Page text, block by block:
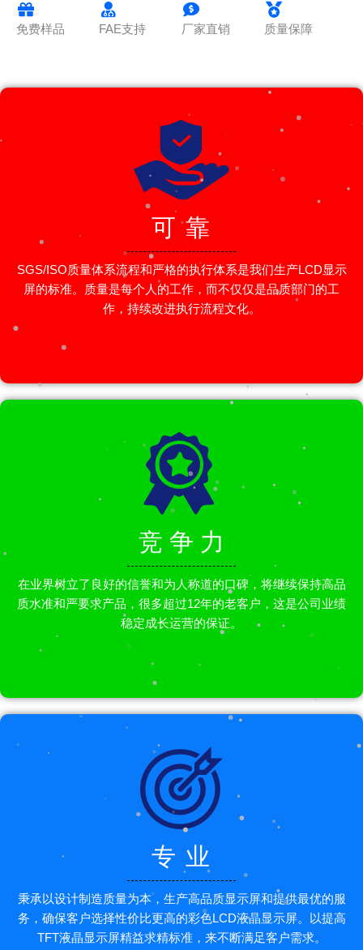
免费样品 FAE支持 厂家直销 质量保障
可 靠
SGS/ISO质量体系流程和严格的执行体系是我们生产LCD显示
屏的标准。质量是每个人的工作，而不仅仅是品质部门的工
作，持续改进执行流程文化。
竞 争 力
在业界树立了良好的信誉和为人称道的口碑，将继续保持高品
质水准和严要求产品，很多超过12年的老客户，这是公司业绩
稳定成长运营的保证。
专 业
秉承以设计制造质量为本，生产高品质显示屏和提供最优的服
务，确保客户选择性价比更高的彩色LCD液晶显示屏。以提高
TFT液晶显示屏精益求精标准，来不断满足客户需求。